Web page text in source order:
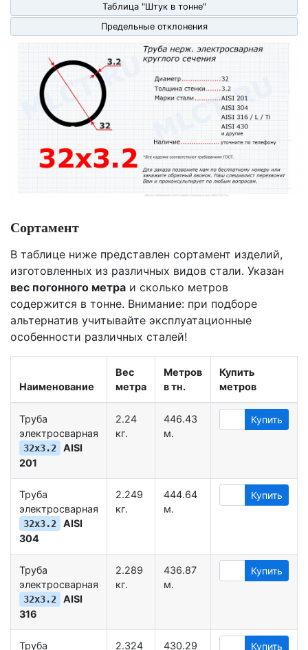
Таблица "Штук в тонне"
Предельные отклонения
Сортамент
В таблице ниже представлен сортамент изделий,
изготовленных из различных видов стали. Указан
вес погонного метра и сколько метров
содержится в тонне. Внимание: при подборе
альтернатив учитывайте эксплуатационные
особенности различных сталей!
Наименование
Вес
метра
Метров
в тн.
Купить
метров
Труба
электросварная
32х3.2
AISI
201
2.24
кг.
446.43
м.
Купить
Труба
электросварная
32х3.2
AISI
304
2.249
кг.
444.64
м.
Купить
Труба
электросварная
32х3.2
AISI
316
2.289
кг.
436.87
м.
Купить
Труба 2.324 430.29 Купить